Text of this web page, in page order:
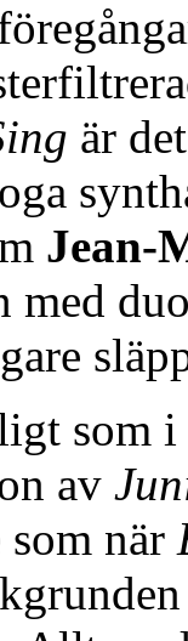
är
Jean-
med
som i
av
när